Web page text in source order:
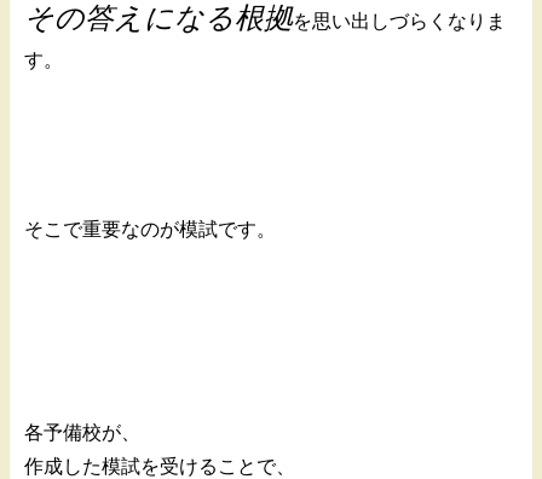
その答えになる根拠を思い出しづらくなりま
す。
そこで重要なのが模試です。
各予備校が、
作成した模試を受けることで、